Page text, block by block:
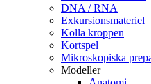
DNA / RNA
Exkursionsmateriel
Kolla kroppen
Kortspel
Mikroskopiska
Modeller